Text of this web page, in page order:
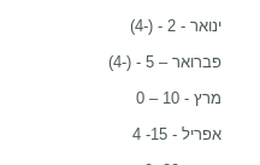
ינואר - 2 - (-4)
פברואר – 5 - (-4)
מרץ - 10 – 0
אפריל - 15- 4